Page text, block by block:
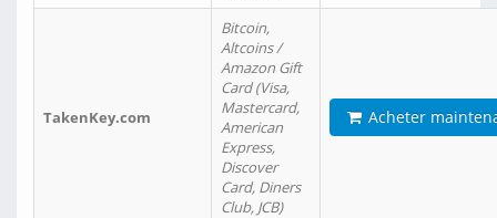
TakenKey.com
Bitcoin,
Altcoins /
Amazon Gift
Card (Visa,
Mastercard,
American
Express,
Discover
Card, Diners
Club, JCB)
Acheter